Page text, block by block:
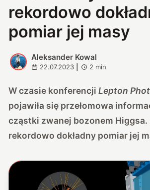
rekordowo
pomiar jej masy
A
Aleksander Kowal
22.07.2023 2 min
W czasie konferencjiLepton
pojawiła się przełomowa
cząstki zwanej bozonem Higgsa.
rekordowo dokładny pomiar jej